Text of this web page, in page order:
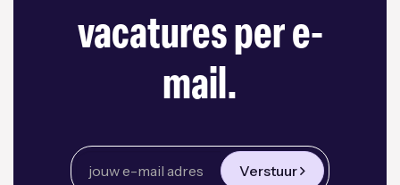
vacatures per e-
mail.
Verstuur